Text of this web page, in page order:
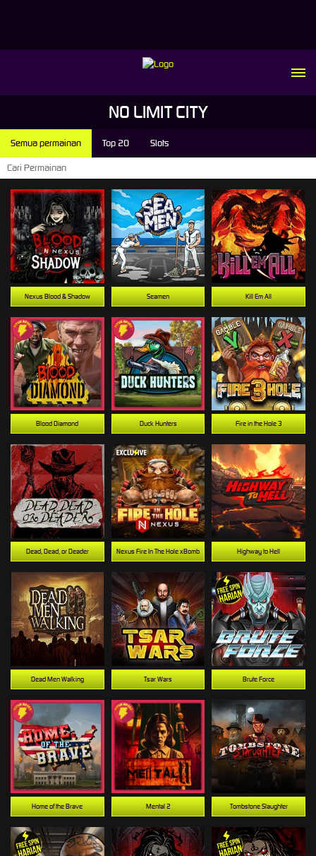
NO LIMIT CITY
Semua permainan Top 20 Slots
Nexus Blood & Shadow Seamen Kill Em All
Blood Diamond Duck Hunters Fire in the Hole 3
Dead, Dead, or Deader Nexus Fire In The Hole xBomb Highway to Hell
Dead Men Walking Tsar Wars Brute Force
Home of the Brave Mental 2 Tombstone Slaughter